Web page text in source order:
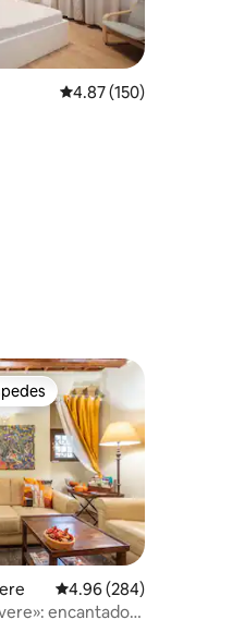
evaluacionesCalificación promedio:
4.87 (150)
evaluaciones
entre huéspedes
Calificación promedio:
4.96 (284)
encantadora